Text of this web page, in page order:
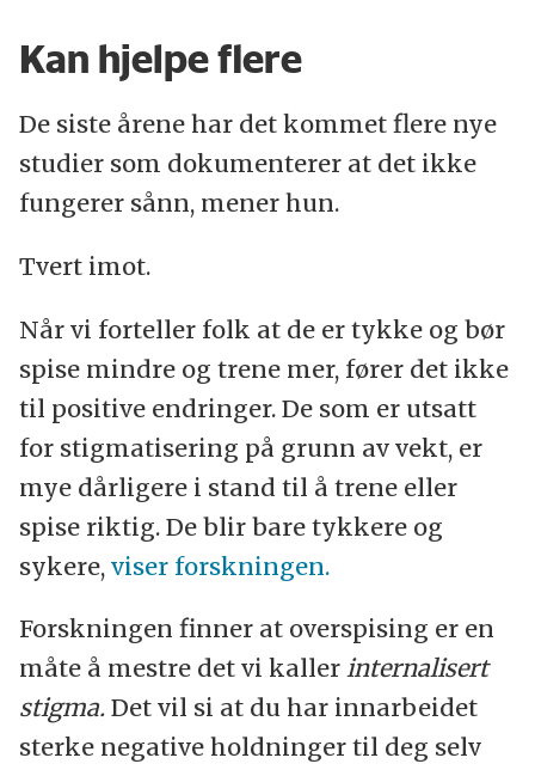
Kan hjelpe flere
De siste årene har det kommet flere nye
studier som dokumenterer at det ikke
fungerer sånn, mener hun.
Tvert imot.
Når vi forteller folk at de er tykke og bør
spise mindre og trene mer, fører det ikke
til positive endringer. De som er utsatt
for stigmatisering på grunn av vekt, er
mye dårligere i stand til å trene eller
spise riktig. De blir bare tykkere og
sykere, viser forskningen.
Forskningen finner at overspising er en
måte å mestre det vi kallerinternalisert
stigma.Det vil si at du har innarbeidet
sterke negative holdninger til deg selv